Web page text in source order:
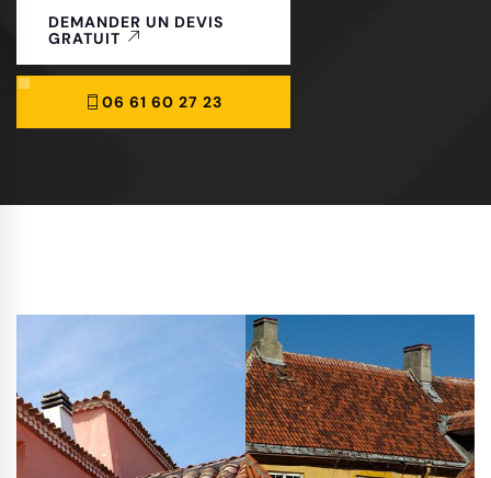
DEMANDER UN DEVIS
GRATUIT
06 61 60 27 23